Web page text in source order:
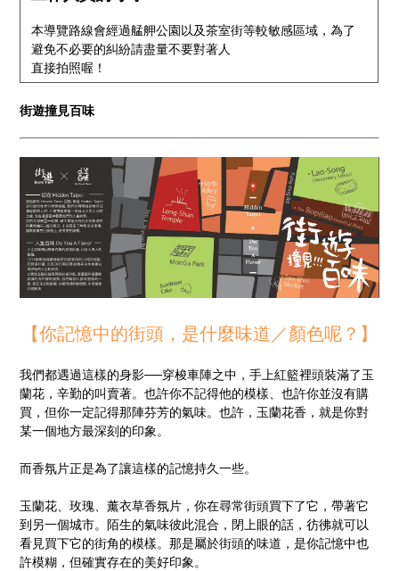
本導覽路線會經過艋舺公園以及茶室街等較敏感區域，為了
避免不必要的糾紛請盡量不要對著人
直接拍照喔！
街遊撞見百味
【你記憶中的街頭，是什麼味道／顏色呢？】
我們都遇過這樣的身影──穿梭車陣之中，手上紅籃裡頭裝滿了玉
蘭花，辛勤的叫賣著。也許你不記得他的模樣、也許你並沒有購
買，但你一定記得那陣芬芳的氣味。也許，玉蘭花香，就是你對
某一個地方最深刻的印象。
而香氛片正是為了讓這樣的記憶持久一些。
玉蘭花、玫瑰、薰衣草香氛片，你在尋常街頭買下了它，帶著它
到另一個城市。陌生的氣味彼此混合，閉上眼的話，彷彿就可以
看見買下它的街角的模樣。那是屬於街頭的味道，是你記憶中也
許模糊，但確實存在的美好印象。